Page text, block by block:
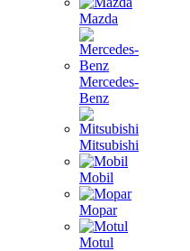
Mazda
Mercedes-
Benz
Mitsubishi
Mobil
Mopar
Motul